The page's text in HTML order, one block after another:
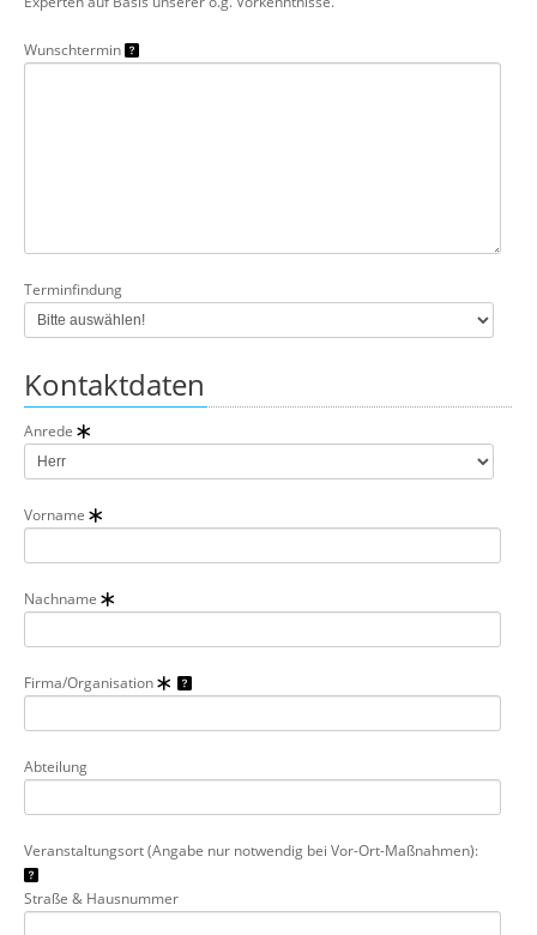
Wunschtermin
Terminfindung
Kontaktdaten
Anrede
Vorname
Nachname
Firma/Organisation
Abteilung
Veranstaltungsort (Angabe nur notwendig bei Vor-Ort-Maßnahmen):
Straße & Hausnummer